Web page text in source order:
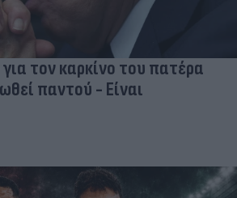
τον καρκίνο του πατέρα
παντού - Είναι